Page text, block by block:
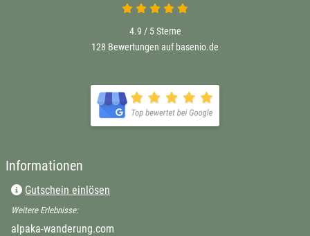
4.9 / 5Sterne
128 Bewertungen auf basenio.de
Informationen
Gutschein einlösen
Weitere Erlebnisse:
alpaka-wanderung.com